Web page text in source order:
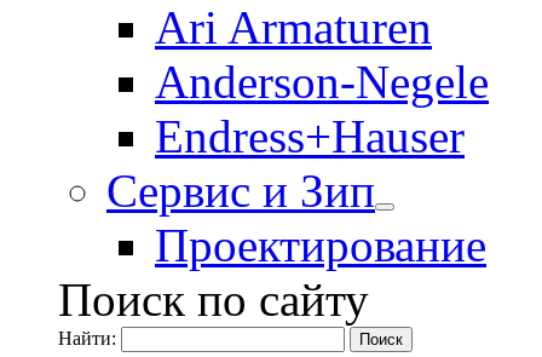
Ari Armaturen
Anderson-Negele
Endress+Hauser
Сервис и Зип
Проектирование
Поиск по сайту
Найти: